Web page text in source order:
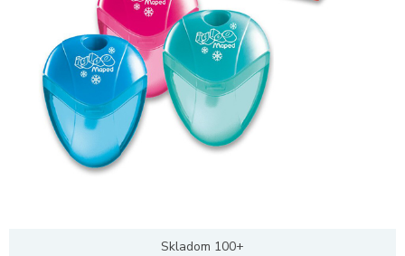
Skladom 100+